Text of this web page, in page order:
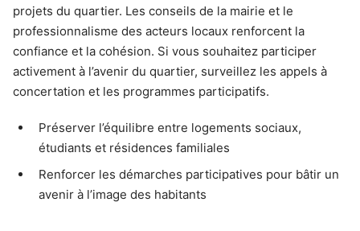
projets du quartier. Les conseils de la mairie et le
professionnalisme des acteurs locaux renforcent la
confiance et la cohésion. Si vous souhaitez participer
activement à l’avenir du quartier, surveillez les appels à
concertation et les programmes participatifs.
Préserver l’équilibre entre logements sociaux,
étudiants et résidences familiales
Renforcer les démarches participatives pour bâtir un
avenir à l’image des habitants